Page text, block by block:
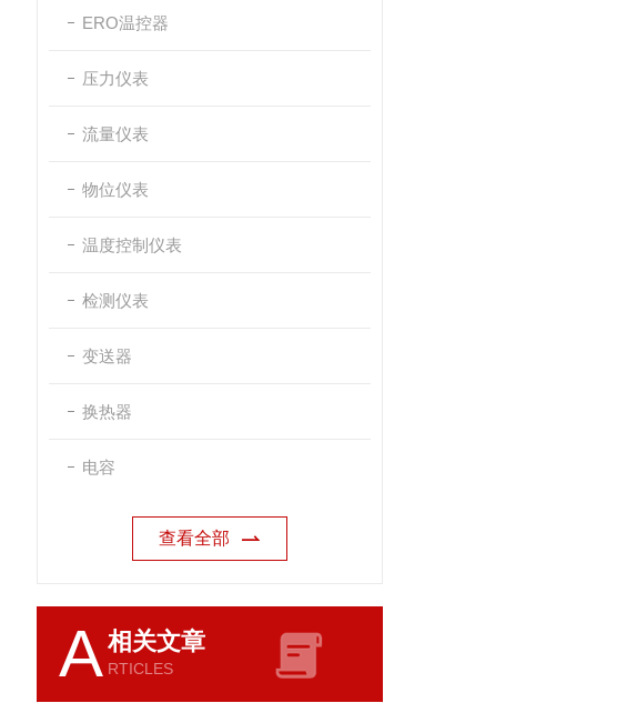
ERO温控器
压力仪表
流量仪表
物位仪表
温度控制仪表
检测仪表
变送器
换热器
电容
查看全部
A相关文章
RTICLES